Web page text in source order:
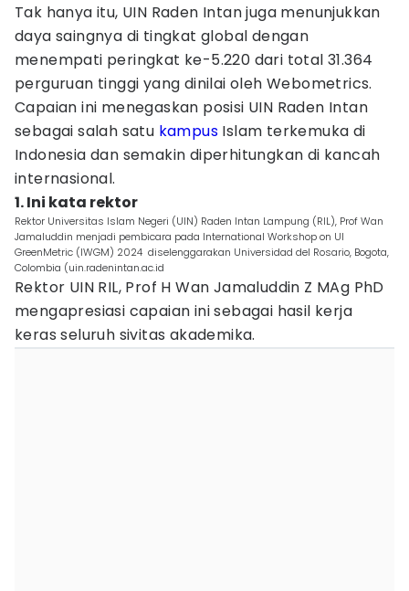
Tak hanya itu, UIN Raden Intan juga menunjukkan
daya saingnya di tingkat global dengan
menempati peringkat ke-5.220 dari total 31.364
perguruan tinggi yang dinilai oleh Webometrics.
Capaian ini menegaskan posisi UIN Raden Intan
sebagai salah satu kampus Islam terkemuka di
Indonesia dan semakin diperhitungkan di kancah
internasional.
1. Ini kata rektor
Rektor Universitas Islam Negeri (UIN) Raden Intan Lampung (RIL), Prof Wan
Jamaluddin menjadi pembicara pada International Workshop on UI
GreenMetric (IWGM) 2024 diselenggarakan Universidad del Rosario, Bogota,
Colombia (uin.radenintan.ac.id
Rektor UIN RIL, Prof H Wan Jamaluddin Z MAg PhD
mengapresiasi capaian ini sebagai hasil kerja
keras seluruh sivitas akademika.